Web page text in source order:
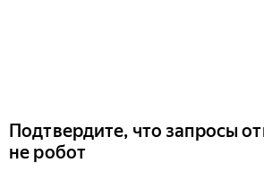
Подтвердите, что запросы
не робот